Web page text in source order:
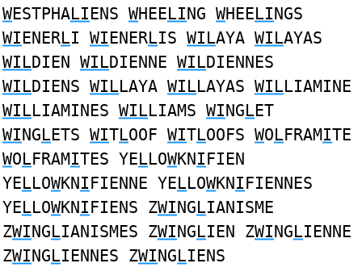
WESTPHALIENS WHEELING WHEELINGS
WIENERLI WIENERLIS WILAYA WILAYAS
WILDIEN WILDIENNE WILDIENNES
WILDIENS WILLAYA WILLAYAS WILLIAMINE
WILLIAMINES WILLIAMS WINGLET
WINGLETS WITLOOF WITLOOFS WOLFRAMITE
WOLFRAMITES YELLOWKNIFIEN
YELLOWKNIFIENNE YELLOWKNIFIENNES
YELLOWKNIFIENS ZWINGLIANISME
ZWINGLIANISMES ZWINGLIEN ZWINGLIENNE
ZWINGLIENNES ZWINGLIENS